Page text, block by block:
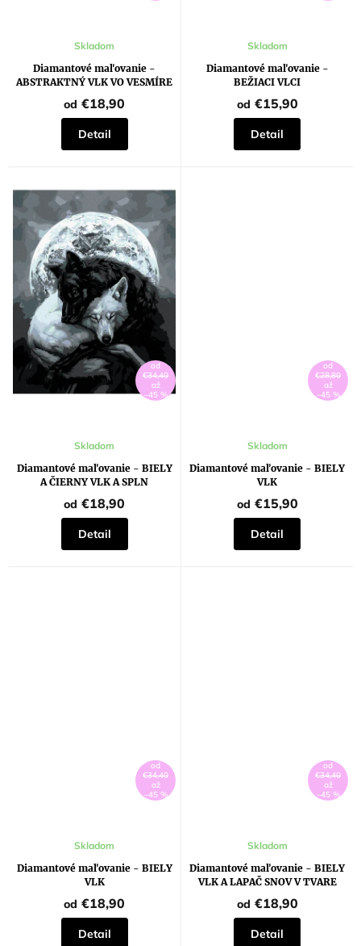
Diamantové maľovanie -
ABSTRAKTNÝ VLK VO VESMÍRE
Skladom
od €18,90
Detail
Diamantové maľovanie -
BEŽIACI VLCI
Skladom
od €15,90
Detail
od
€34,40
až
–45 %
Diamantové maľovanie - BIELY
A ČIERNY VLK A SPLN
Skladom
od €18,90
Detail
od
€28,80
až
–45 %
Diamantové maľovanie - BIELY
VLK
Skladom
od €15,90
Detail
od
€34,40
až
–45 %
Diamantové maľovanie - BIELY
VLK
Skladom
od €18,90
Detail
od
€34,40
až
–45 %
Diamantové maľovanie - BIELY
VLK A LAPAČ SNOV V TVARE
MESIACA
Skladom
od €18,90
Detail